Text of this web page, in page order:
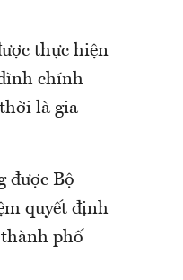
thực hiện
chính
là gia
được Bộ
quyết định
phố